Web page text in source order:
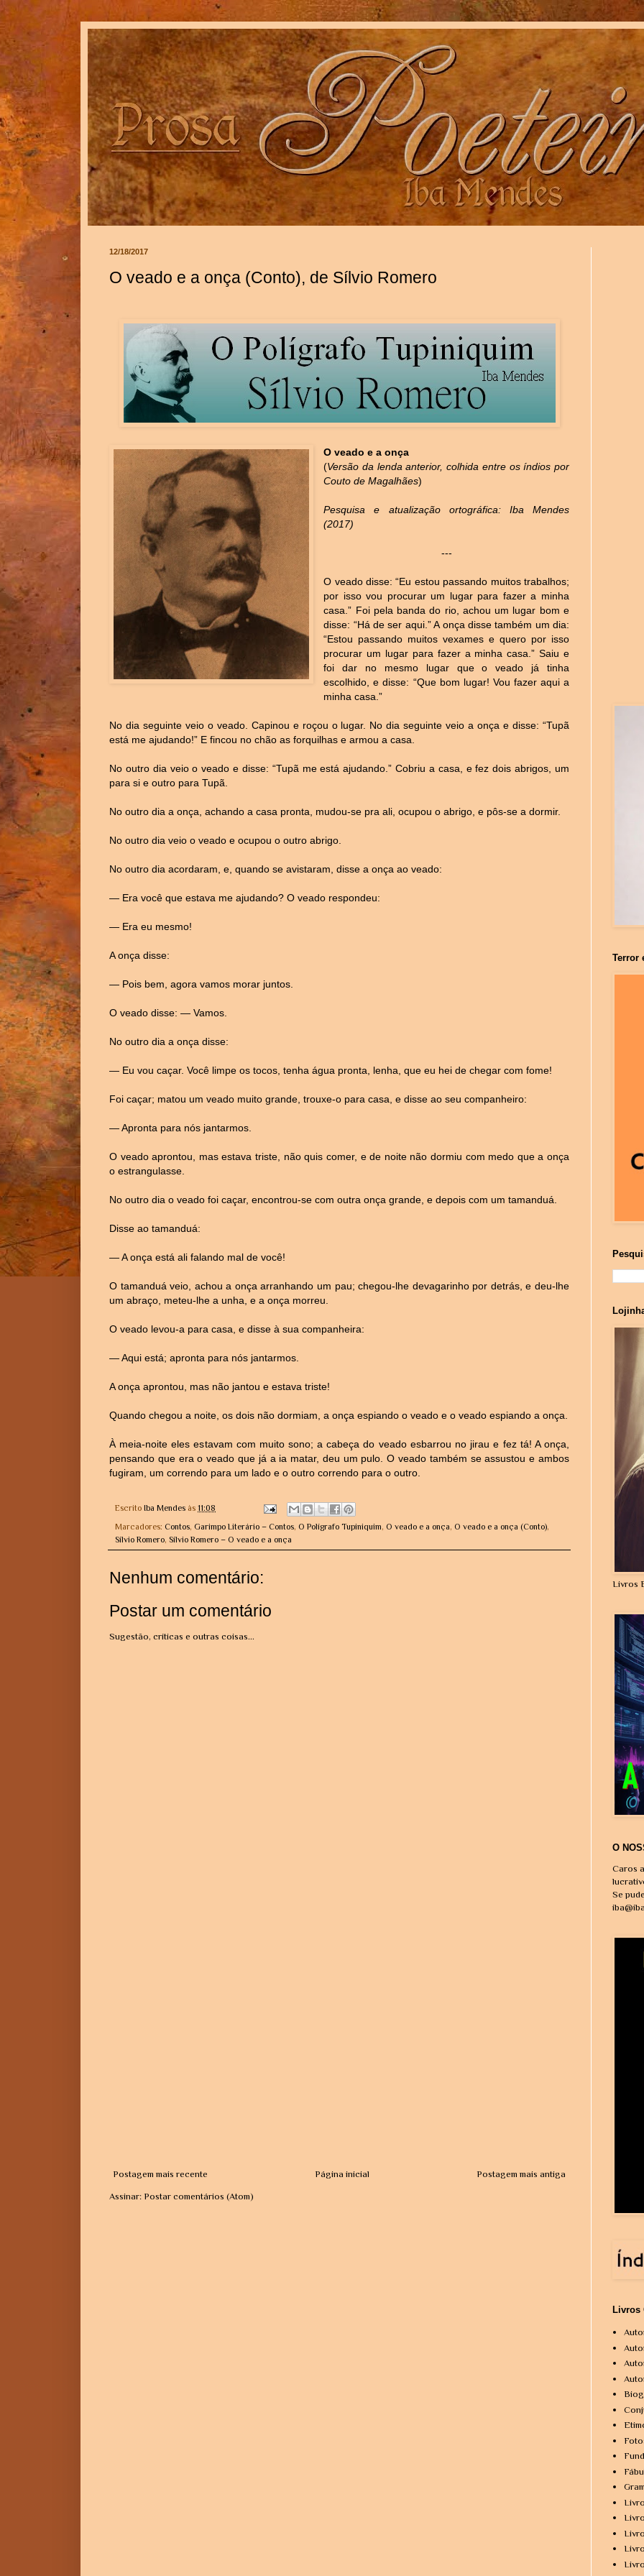
12/18/2017
O veado e a onça (Conto), de Sílvio Romero
O veado e a onça
(Versão da lenda anterior, colhida entre os índios por
Couto de Magalhães)
Pesquisa e atualização ortográfica: Iba Mendes
(2017)
---
O veado disse: “Eu estou passando muitos trabalhos;
por isso vou procurar um lugar para fazer a minha
casa.” Foi pela banda do rio, achou um lugar bom e
disse: “Há de ser aqui.” A onça disse também um dia:
“Estou passando muitos vexames e quero por isso
procurar um lugar para fazer a minha casa.” Saiu e
foi dar no mesmo lugar que o veado já tinha
escolhido, e disse: “Que bom lugar! Vou fazer aqui a
minha casa.”
No dia seguinte veio o veado. Capinou e roçou o lugar. No dia seguinte veio a onça e disse: “Tupã
está me ajudando!” E fincou no chão as forquilhas e armou a casa.
No outro dia veio o veado e disse: “Tupã me está ajudando.” Cobriu a casa, e fez dois abrigos, um
para si e outro para Tupã.
No outro dia a onça, achando a casa pronta, mudou-se pra ali, ocupou o abrigo, e pôs-se a dormir.
No outro dia veio o veado e ocupou o outro abrigo.
No outro dia acordaram, e, quando se avistaram, disse a onça ao veado:
— Era você que estava me ajudando? O veado respondeu:
— Era eu mesmo!
A onça disse:
— Pois bem, agora vamos morar juntos.
O veado disse: — Vamos.
No outro dia a onça disse:
— Eu vou caçar. Você limpe os tocos, tenha água pronta, lenha, que eu hei de chegar com fome!
Foi caçar; matou um veado muito grande, trouxe-o para casa, e disse ao seu companheiro:
— Apronta para nós jantarmos.
O veado aprontou, mas estava triste, não quis comer, e de noite não dormiu com medo que a onça
o estrangulasse.
No outro dia o veado foi caçar, encontrou-se com outra onça grande, e depois com um tamanduá.
Disse ao tamanduá:
— A onça está ali falando mal de você!
O tamanduá veio, achou a onça arranhando um pau; chegou-lhe devagarinho por detrás, e deu-lhe
um abraço, meteu-lhe a unha, e a onça morreu.
O veado levou-a para casa, e disse à sua companheira:
— Aqui está; apronta para nós jantarmos.
A onça aprontou, mas não jantou e estava triste!
Quando chegou a noite, os dois não dormiam, a onça espiando o veado e o veado espiando a onça.
À meia-noite eles estavam com muito sono; a cabeça do veado esbarrou no jirau e fez tá! A onça,
pensando que era o veado que já a ia matar, deu um pulo. O veado também se assustou e ambos
fugiram, um correndo para um lado e o outro correndo para o outro.
Escrito Iba Mendes às 11:08
Marcadores: Contos, Garimpo Literário – Contos, O Polígrafo Tupiniquim, O veado e a onça, O veado e a onça (Conto),
Sílvio Romero, Sílvio Romero – O veado e a onça
Nenhum comentário:
Postar um comentário
Sugestão, críticas e outras coisas...
Postagem mais recente Postagem mais antiga
Página inicial
Assinar: Postar comentários (Atom)
Terror
Livros
O
Caros
Se
Livros